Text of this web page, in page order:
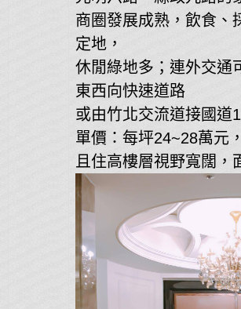
商圈發展成熟，飲食、
定地，
休閒綠地多；連外交通
東西向快速道路
或由竹北交流道接國道
單價：每坪24~28萬元
且住高樓層視野寬闊，